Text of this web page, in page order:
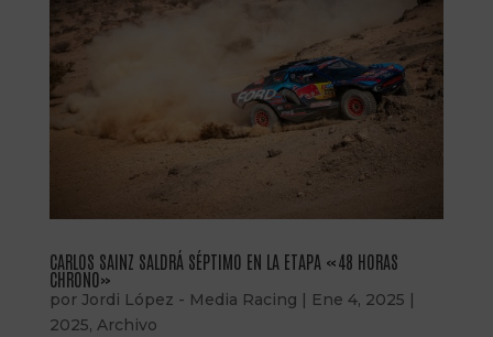
CARLOS SAINZ SALDRÁ SÉPTIMO EN LA ETAPA «48 HORAS
CHRONO»
por Jordi López - Media Racing | Ene 4, 2025 |
2025, Archivo